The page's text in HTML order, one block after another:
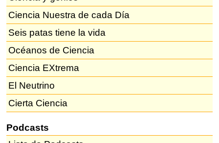
Ciencia Nuestra de cada Día
Seis patas tiene la vida
Océanos de Ciencia
Ciencia EXtrema
El Neutrino
Cierta Ciencia
Podcasts